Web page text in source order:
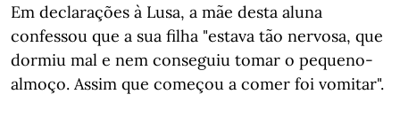
Em declarações à Lusa, a mãe desta aluna
confessou que a sua filha "estava tão nervosa, que
dormiu mal e nem conseguiu tomar o pequeno-
almoço. Assim que começou a comer foi vomitar".